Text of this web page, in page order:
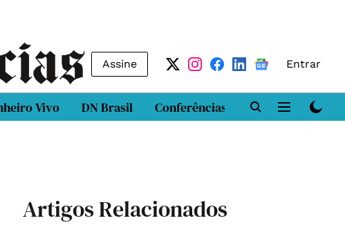
Assine Entrar
Vivo DN Brasil Conferências DN LAB
Artigos Relacionados